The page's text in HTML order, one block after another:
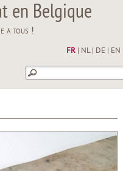
en Belgique
à tous !
FR| NL| DE EN